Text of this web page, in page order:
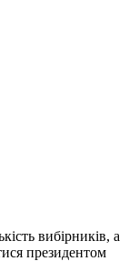
вибірників, а
президентом